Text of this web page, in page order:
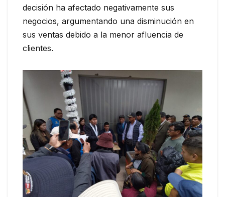
decisión ha afectado negativamente sus
negocios, argumentando una disminución en
sus ventas debido a la menor afluencia de
clientes.